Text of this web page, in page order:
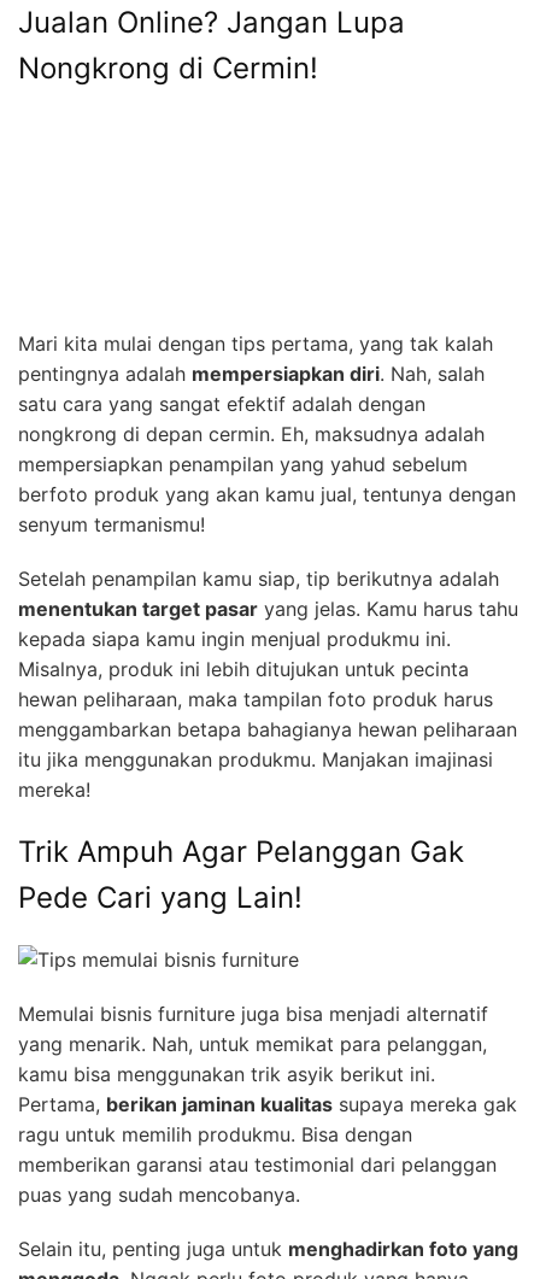
Jualan Online? Jangan Lupa
Nongkrong di Cermin!
Mari kita mulai dengan tips pertama, yang tak kalah
pentingnya adalah mempersiapkan diri. Nah, salah
satu cara yang sangat efektif adalah dengan
nongkrong di depan cermin. Eh, maksudnya adalah
mempersiapkan penampilan yang yahud sebelum
berfoto produk yang akan kamu jual, tentunya dengan
senyum termanismu!
Setelah penampilan kamu siap, tip berikutnya adalah
menentukan target pasar yang jelas. Kamu harus tahu
kepada siapa kamu ingin menjual produkmu ini.
Misalnya, produk ini lebih ditujukan untuk pecinta
hewan peliharaan, maka tampilan foto produk harus
menggambarkan betapa bahagianya hewan peliharaan
itu jika menggunakan produkmu. Manjakan imajinasi
mereka!
Trik Ampuh Agar Pelanggan Gak
Pede Cari yang Lain!
Memulai bisnis furniture juga bisa menjadi alternatif
yang menarik. Nah, untuk memikat para pelanggan,
kamu bisa menggunakan trik asyik berikut ini.
Pertama, berikan jaminan kualitas supaya mereka gak
ragu untuk memilih produkmu. Bisa dengan
memberikan garansi atau testimonial dari pelanggan
puas yang sudah mencobanya.
Selain itu, penting juga untuk menghadirkan foto yang